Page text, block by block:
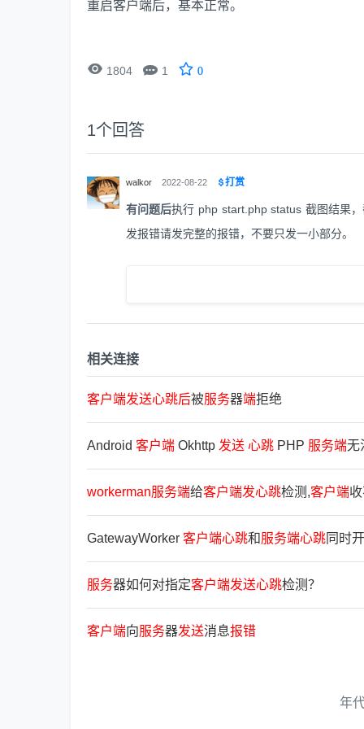
重启客户端后，基本正常。
 1804  1 0
1个回答
walkor 2022-08-22 打赏
有问题后执行 php start.php status 截图结果，
发报错请发完整的报错，不要只发一小部分。
相关连接
客户端发送心跳后被服务器端拒绝
Android 客户端 Okhttp 发送 心跳 PHP 服务端无
workerman服务端给客户端发心跳检测,客户端
GatewayWorker 客户端心跳和服务端心跳同时开
服务器如何对指定客户端发送心跳检测？
客户端向服务器发送消息报错
年